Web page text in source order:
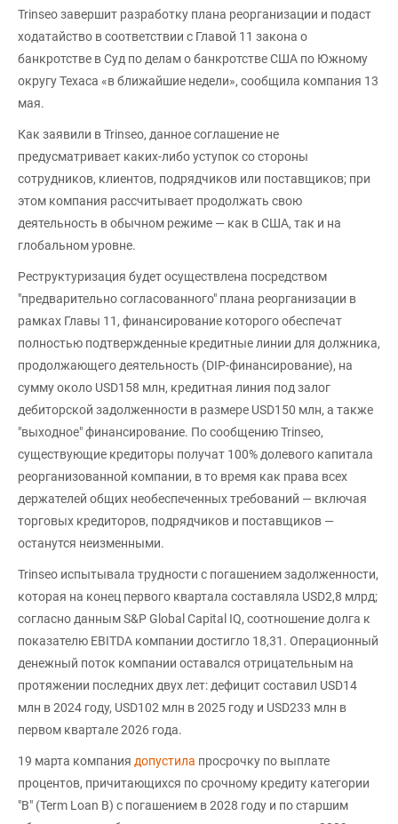
Trinseo завершит разработку плана реорганизации и подаст
ходатайство в соответствии с Главой 11 закона о
банкротстве в Суд по делам о банкротстве США по Южному
округу Техаса «в ближайшие недели», сообщила компания 13
мая.
Как заявили в Trinseo, данное соглашение не
предусматривает каких-либо уступок со стороны
сотрудников, клиентов, подрядчиков или поставщиков; при
этом компания рассчитывает продолжать свою
деятельность в обычном режиме — как в США, так и на
глобальном уровне.
Реструктуризация будет осуществлена посредством
"предварительно согласованного" плана реорганизации в
рамках Главы 11, финансирование которого обеспечат
полностью подтвержденные кредитные линии для должника,
продолжающего деятельность (DIP-финансирование), на
сумму около USD158 млн, кредитная линия под залог
дебиторской задолженности в размере USD150 млн, а также
"выходное" финансирование. По сообщению Trinseo,
существующие кредиторы получат 100% долевого капитала
реорганизованной компании, в то время как права всех
держателей общих необеспеченных требований — включая
торговых кредиторов, подрядчиков и поставщиков —
останутся неизменными.
Trinseo испытывала трудности с погашением задолженности,
которая на конец первого квартала составляла USD2,8 млрд;
согласно данным S&P Global Capital IQ, соотношение долга к
показателю EBITDA компании достигло 18,31. Операционный
денежный поток компании оставался отрицательным на
протяжении последних двух лет: дефицит составил USD14
млн в 2024 году, USD102 млн в 2025 году и USD233 млн в
первом квартале 2026 года.
19 марта компания допустила просрочку по выплате
процентов, причитающихся по срочному кредиту категории
"B" (Term Loan B) с погашением в 2028 году и по старшим